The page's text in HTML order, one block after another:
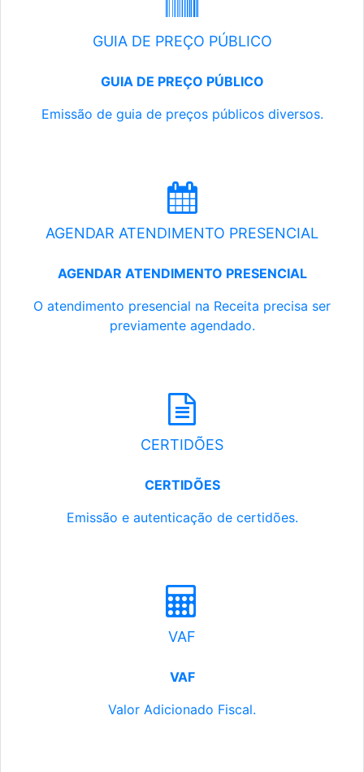
GUIA DE PREÇO PÚBLICO
GUIA DE PREÇO PÚBLICO
Emissão de guia de preços públicos diversos.
AGENDAR ATENDIMENTO PRESENCIAL
AGENDAR ATENDIMENTO PRESENCIAL
O atendimento presencial na Receita precisa ser
previamente agendado.
CERTIDÕES
CERTIDÕES
Emissão e autenticação de certidões.
VAF
VAF
Valor Adicionado Fiscal.